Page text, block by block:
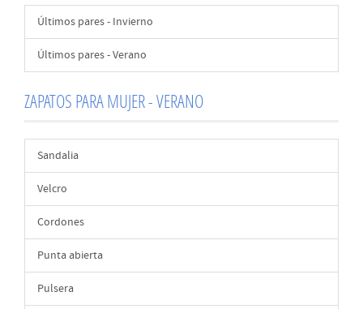
Últimos pares - Invierno
Últimos pares - Verano
ZAPATOS PARA MUJER - VERANO
Sandalia
Velcro
Cordones
Punta abierta
Pulsera